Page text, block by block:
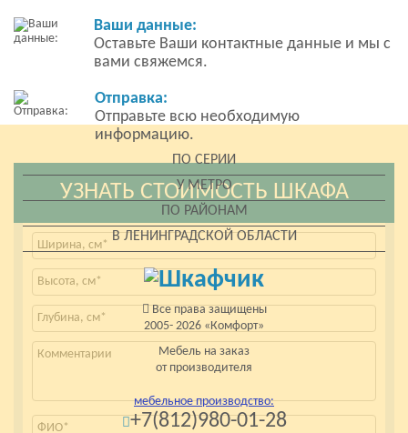
Ваши данные:
Оставьте Ваши контактные данные и мы с
вами свяжемся.
Отправка:
Отправьте всю необходимую
информацию.
УЗНАТЬ СТОИМОСТЬ ШКАФА
ПО СЕРИИ
У МЕТРО
ПО РАЙОНАМ
В ЛЕНИНГРАДСКОЙ ОБЛАСТИ
Все права защищены
2005- 2026 «Комфорт»
Мебель на заказ
от производителя
мебельное производство:
+7(812)980-01-28